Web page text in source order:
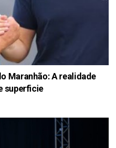
Maranhão: A realidade
superficie